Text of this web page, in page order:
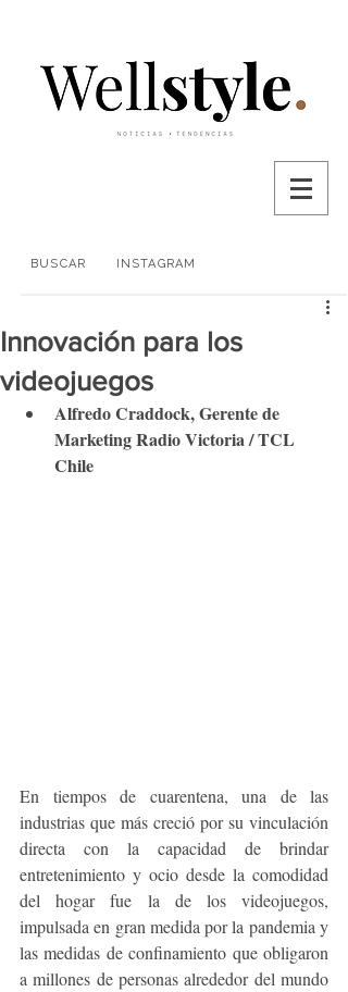
BUSCAR INSTAGRAM
Innovación para los
videojuegos
Alfredo Craddock, Gerente de
Marketing Radio Victoria / TCL
Chile
En tiempos de cuarentena, una de las
industrias que más creció por su vinculación
directa con la capacidad de brindar
entretenimiento y ocio desde la comodidad
del hogar fue la de los videojuegos,
impulsada en gran medida por la pandemia y
las medidas de confinamiento que obligaron
a millones de personas alrededor del mundo